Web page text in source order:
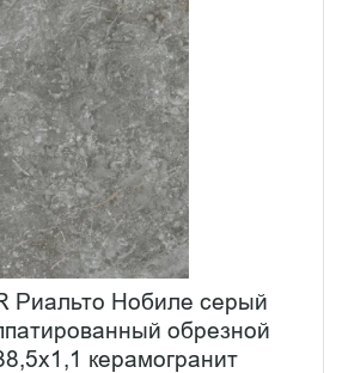
Риальто Нобиле серый
обрезной
керамогранит